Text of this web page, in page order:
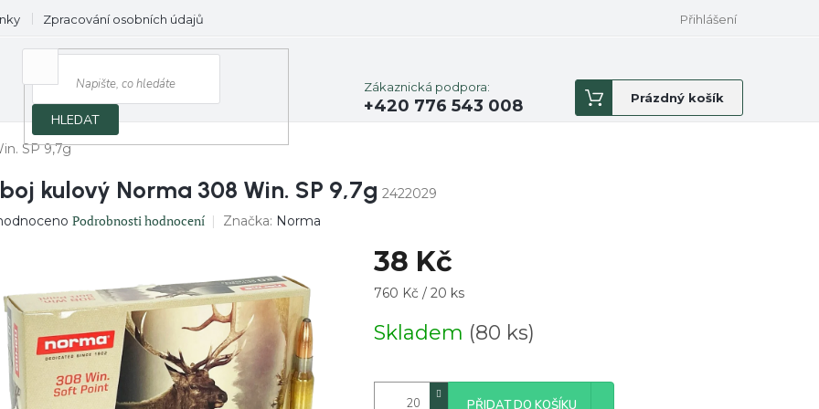
Zpracování osobních údajů Přihlášení
HLEDAT
Zákaznická podpora:
+420 776 543 008
Nákupní
košík
Prázdný košík
SP 9,7g
kulový Norma 308 Win. SP 9,7g 2422029
Podrobnosti hodnocení Značka: Norma
38 Kč
Měrná
760 Kč / 20 ks
Skladem (80 ks)
PŘIDAT DO KOŠÍKU